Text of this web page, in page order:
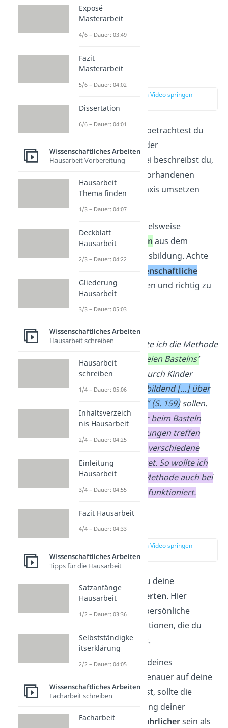
Analyse
zur Stelle im Video springen
In diesem Abschnitt betrachtest du
der
Lernerfahrung. Dabei beschreibst du,
inwiefern du deine vorhandenen
Kenntnisse in die Praxis umsetzen
konntest.
Dazu gehören beispielsweise
theoretisches Wissen aus dem
Studium oder der Ausbildung. Achte
wissenschaftliche
Quellenzu verwenden und richtig zu
Für das Projekt nutzte ich die Methode
des sogenannten
‚freien Bastelns‘
(Schäfer, 1993),
wodurch Kinder
„spielend, bastelnd, bildend […] über
sich hinauswachsen“ (S. 159)sollen.
Die Idee, dass Kinder beim Basteln
selbst alle Entscheidungen treffen
dürfen, habe ich auf verschiedene
Aufgaben ausgeweitet. So wollte ich
überprüfen, ob die Methode auch bei
anderen Tätigkeiten funktioniert.
Bewertung
zur Stelle im Video springen
(01:40)
Als nächstes sollst du deine
Lernerlebnisse bewerten. Hier
formulierst du eine persönliche
Haltung zu den Situationen, die du
zuvor analysiert hast.
Da du in diesem Teil deines
Reflexionsberichts genauer auf deine
Erfahrungen eingehst, sollte die
persönliche Bewertung deiner
Lernerlebnisse
ausführlichersein als
Exposé
Masterarbeit
4/6 – Dauer: 03:49
Fazit
Masterarbeit
5/6 – Dauer: 04:02
Dissertation
6/6 – Dauer: 04:01
Wissenschaftliches Arbeiten
Hausarbeit Vorbereitung
Hausarbeit
Thema finden
1/3 – Dauer: 04:07
Deckblatt
Hausarbeit
2/3 – Dauer: 04:22
Gliederung
Hausarbeit
3/3 – Dauer: 05:03
Wissenschaftliches Arbeiten
Hausarbeit schreiben
Hausarbeit
schreiben
1/4 – Dauer: 05:06
Inhaltsverzeich
nis Hausarbeit
2/4 – Dauer: 04:25
Einleitung
Hausarbeit
3/4 – Dauer: 04:55
Fazit Hausarbeit
4/4 – Dauer: 04:33
Wissenschaftliches Arbeiten
Tipps für die Hausarbeit
Satzanfänge
Hausarbeit
1/2 – Dauer: 03:36
Selbstständigke
itserklärung
2/2 – Dauer: 04:05
Wissenschaftliches Arbeiten
Facharbeit schreiben
Facharbeit